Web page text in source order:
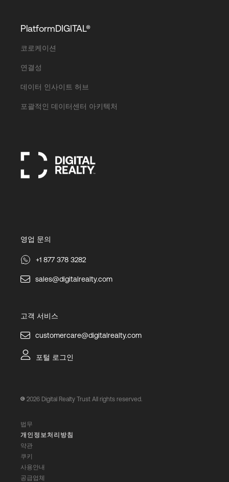
PlatformDIGITAL®
코로케이션
연결성
데이터 인사이트 허브
포괄적인 데이터센터 아키텍처
영업 문의
+1 877 378 3282
sales@digitalrealty.com
고객 서비스
customercare@digitalrealty.com
포털 로그인
2026 Digital Realty Trust All rights reserved.
법무
개인정보처리방침
약관
쿠키
사용안내
공급업체